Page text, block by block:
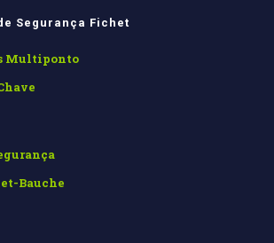
Segurança Fichet
Multiponto
Bauche